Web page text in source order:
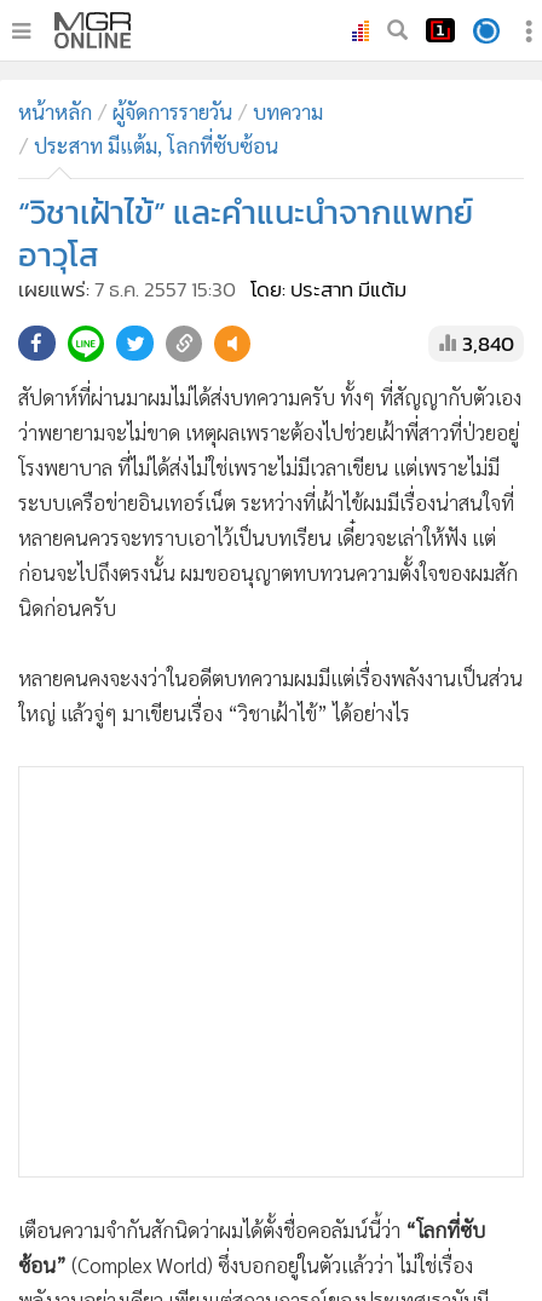
ทันเหตุการณ์
ภาคใต้
• ภูมิภาค
• Online Section
• บันเทิง
• คอลัมนิสต์
• ละคร
• CbizReview
• Cyber BIZ
• ผู้จัดกวน
• Good health & Well-being
• Green Innovation & SD
• Management & HR
• Infographic
• การเมือง
• ท่องเที่ยว
• SMEs
• หุ้น
• อินโดจีน
• กองทุนรวม
หน้าหลัก ผู้จัดการรายวัน
บทความ
ประสาท มีแต้ม, โลกที่ซับซ้อน
“วิชาเฝ้าไข้” และคำแนะนำจากแพทย์
อาวุโส
เผยแพร่:7 ธ.ค. 2557 15:30 โดย: ประสาท มีแต้ม
3,840
สัปดาห์ที่ผ่านมาผมไม่ได้ส่งบทความครับ ทั้งๆ ที่สัญญากับตัวเอง
ว่าพยายามจะไม่ขาด เหตุผลเพราะต้องไปช่วยเฝ้าพี่สาวที่ป่วยอยู่
โรงพยาบาล ที่ไม่ได้ส่งไม่ใช่เพราะไม่มีเวลาเขียน แต่เพราะไม่มี
ระบบเครือข่ายอินเทอร์เน็ต ระหว่างที่เฝ้าไข้ผมมีเรื่องน่าสนใจที่
หลายคนควรจะทราบเอาไว้เป็นบทเรียน เดี๋ยวจะเล่าให้ฟัง แต่
ก่อนจะไปถึงตรงนั้น ผมขออนุญาตทบทวนความตั้งใจของผมสัก
นิดก่อนครับ
หลายคนคงจะงงว่าในอดีตบทความผมมีแต่เรื่องพลังงานเป็นส่วน
ใหญ่ แล้วจู่ๆ มาเขียนเรื่อง “วิชาเฝ้าไข้” ได้อย่างไร
เตือนความจำกันสักนิดว่าผมได้ตั้งชื่อคอลัมน์นี้ว่า “โลกที่ซับ
ซ้อน” (Complex World) ซึ่งบอกอยู่ในตัวแล้วว่า ไม่ใช่เรื่อง